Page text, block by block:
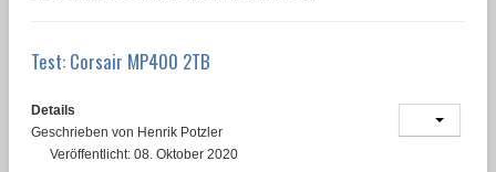
Test: Corsair MP400 2TB
Details
Geschrieben von Henrik Potzler
Veröffentlicht: 08. Oktober 2020